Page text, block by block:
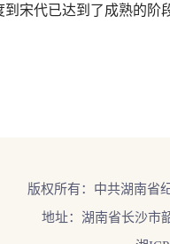
宋代已达到了成熟的阶
版权所有：中共湖南省
地址：湖南省长沙市